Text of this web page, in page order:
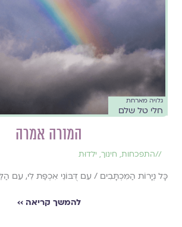
גלויה מארחת
חלי טל שלם
המורה אמרה
//התפכחות, חינוך, ילדוּת
כָּל נְיָרוֹת הַמִּכְתָּבִים / עִם דֻּבּוֹנֵי אִכְפַּת לִי, עִם
להמשך קריאה ››